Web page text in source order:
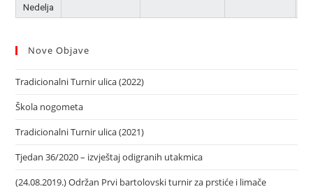
Nedelja
Nove Objave
Tradicionalni Turnir ulica (2022)
Škola nogometa
Tradicionalni Turnir ulica (2021)
Tjedan 36/2020 – izvještaj odigranih utakmica
(24.08.2019.) Održan Prvi bartolovski turnir za prstiće i limače